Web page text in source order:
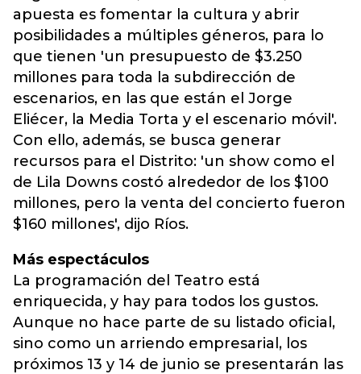
apuesta es fomentar la cultura y abrir
posibilidades a múltiples géneros, para lo
que tienen 'un presupuesto de $3.250
millones para toda la subdirección de
escenarios, en las que están el Jorge
Eliécer, la Media Torta y el escenario móvil'.
Con ello, además, se busca generar
recursos para el Distrito: 'un show como el
de Lila Downs costó alrededor de los $100
millones, pero la venta del concierto fueron
$160 millones', dijo Ríos.
Más espectáculos
La programación del Teatro está
enriquecida, y hay para todos los gustos.
Aunque no hace parte de su listado oficial,
sino como un arriendo empresarial, los
próximos 13 y 14 de junio se presentarán las